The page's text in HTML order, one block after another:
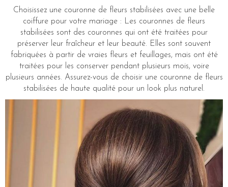
Choisissez une couronne de fleurs stabilisées avec une belle
coiffure pour votre mariage : Les couronnes de fleurs
stabilisées sont des couronnes qui ont été traitées pour
préserver leur fraîcheur et leur beauté. Elles sont souvent
fabriquées à partir de vraies fleurs et feuillages, mais ont été
traitées pour les conserver pendant plusieurs mois, voire
plusieurs années. Assurez-vous de choisir une couronne de fleurs
stabilisées de haute qualité pour un look plus naturel.